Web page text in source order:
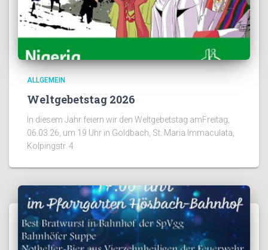
ALLGEMEIN
Weltgebetstag 2026
In diesem Jahr feiern wir den Weltgebetstag amFreitag,
06.03.26, um 19 Uhr in Goldbach, St. Maria Immaculata,
Kolpingstr. 4